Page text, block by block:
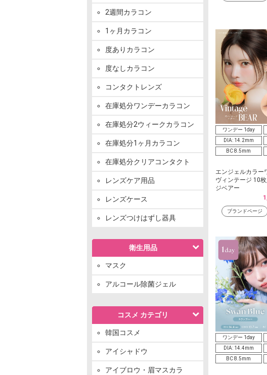
2週間カラコン
1ヶ月カラコン
度ありカラコン
度なしカラコン
コンタクトレンズ
在庫処分ワンデーカラコン
在庫処分2ウィークカラコン
在庫処分1ヶ月カラコン
在庫処分クリアコンタクト
レンズケア用品
レンズケース
レンズつけはずし器具
衛生用品
マスク
アルコール除菌ジェル
コスメ カテゴリ
韓国コスメ
アイシャドウ
アイブロウ・眉マスカラ
ワンデー 1day
DIA: 14.2mm
BC 8.5mm
エンジェルカラー
ヴィンテージ 10
ジベアー
ブランドページ
ワンデー 1day
DIA: 14.4mm
BC 8.5mm